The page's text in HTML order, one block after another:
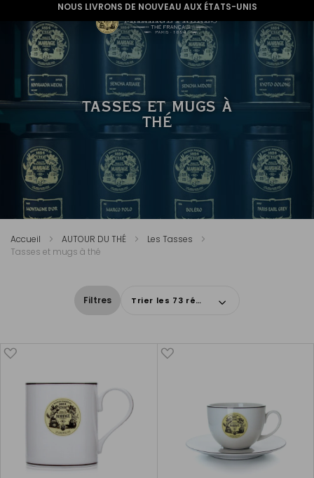
NOUS LIVRONS DE NOUVEAU AUX ÉTATS-UNIS
TASSES ET MUGS À
THÉ
Accueil AUTOUR DU THÉ
Les Tasses
Tasses et mugs à thé
Filtres Trier les 73 résultats